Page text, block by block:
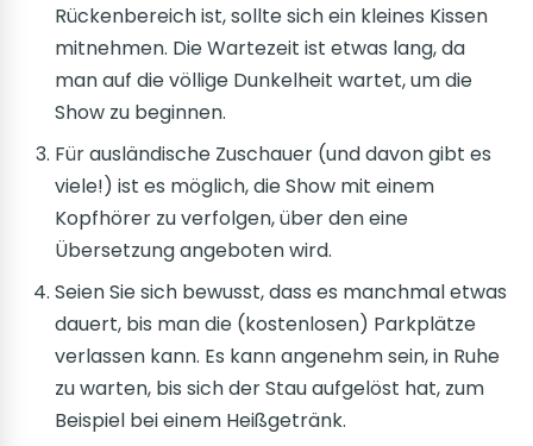
Rückenbereich ist, sollte sich ein kleines Kissen
mitnehmen. Die Wartezeit ist etwas lang, da
man auf die völlige Dunkelheit wartet, um die
Show zu beginnen.
Für ausländische Zuschauer (und davon gibt es
viele!) ist es möglich, die Show mit einem
Kopfhörer zu verfolgen, über den eine
Übersetzung angeboten wird.
Seien Sie sich bewusst, dass es manchmal etwas
dauert, bis man die (kostenlosen) Parkplätze
verlassen kann. Es kann angenehm sein, in Ruhe
zu warten, bis sich der Stau aufgelöst hat, zum
Beispiel bei einem Heißgetränk.